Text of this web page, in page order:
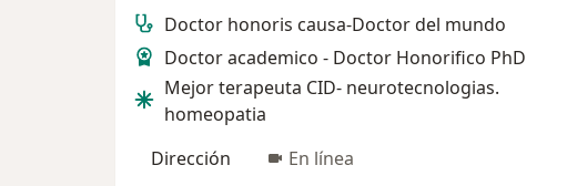
Doctor honoris causa-Doctor del mundo
Doctor academico - Doctor Honorifico PhD
Mejor terapeuta CID- neurotecnologias.
homeopatia
Dirección
En línea